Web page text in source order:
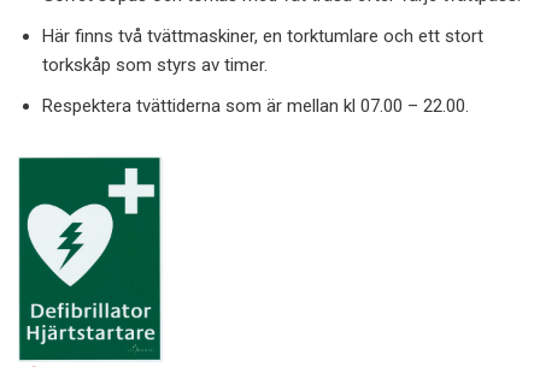
Här finns två tvättmaskiner, en torktumlare och ett stort
torkskåp som styrs av timer.
Respektera tvättiderna som är mellan kl 07.00 – 22.00.